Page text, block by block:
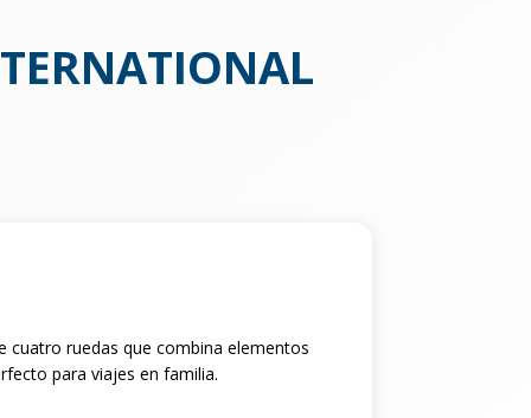
cuatro ruedas que combina elementos
para viajes en familia.